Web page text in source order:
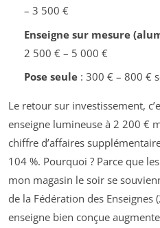
– 3 500 €
Enseigne sur mesure
2 500 € – 5 000 €
Pose seule: 300 € – 800 €
Le retour sur investissement,
enseigne lumineuse à 2 200 €
chiffre d’affaires
104 %. Pourquoi ? Parce que
mon magasin le soir se
de la Fédération des
enseigne bien conçue